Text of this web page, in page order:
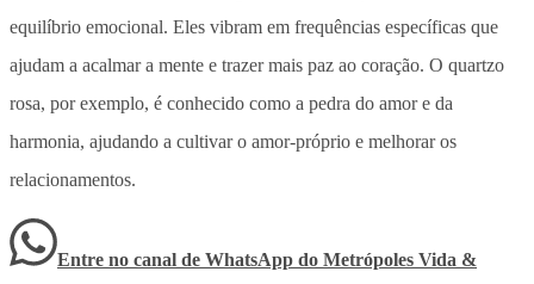
equilíbrio emocional. Eles vibram em frequências específicas que
ajudam a acalmar a mente e trazer mais paz ao coração. O quartzo
rosa, por exemplo, é conhecido como a pedra do amor e da
harmonia, ajudando a cultivar o amor-próprio e melhorar os
relacionamentos.
Entre no canal de WhatsApp do Metrópoles Vida &